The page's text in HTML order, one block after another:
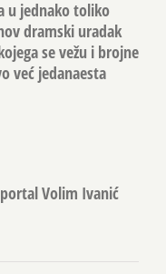
u jednako toliko
dramski uradak
se vežu i brojne
već jedanaesta
Volim Ivanić